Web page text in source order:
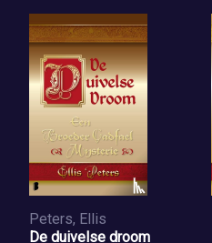
Peters, Ellis
De duivelse droom